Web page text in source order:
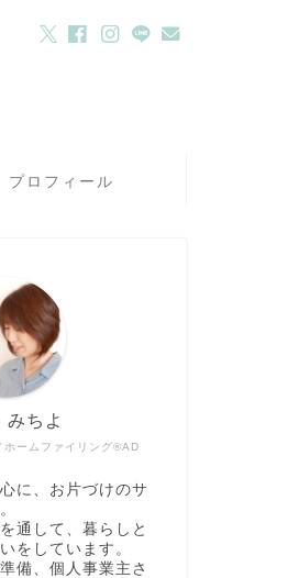
プロフィール
ホームファイリング®AD
みちよ
に、お片づけのサ
通して、暮らしと
をしています。
備、個人事業主さ